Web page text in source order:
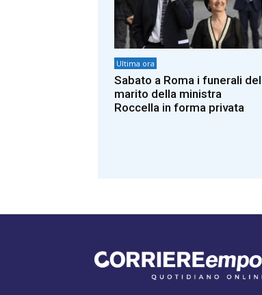
Ultima ora
Sabato a Roma i funerali del
marito della ministra
Roccella in forma privata